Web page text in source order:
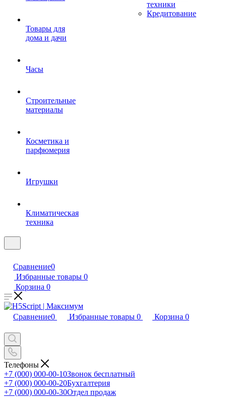
Товары для
дома и дачи
Часы
Строительные
материалы
Косметика и
парфюмерия
Игрушки
Климатическая
техника
техники
Кредитование
Сравнение0
Избранные товары 0
Корзина 0
Сравнение0 Избранные товары 0 Корзина 0
Телефоны
+7 (000) 000-00-10Звонок бесплатный
+7 (000) 000-00-20Бухгалтерия
+7 (000) 000-00-30Отдел продаж